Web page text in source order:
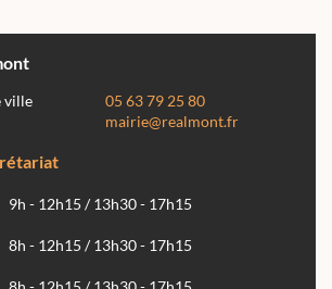
ville
05 63 79 25 80
mairie@realmont.fr
9h - 12h15 / 13h30 - 17h15
8h - 12h15 / 13h30 - 17h15